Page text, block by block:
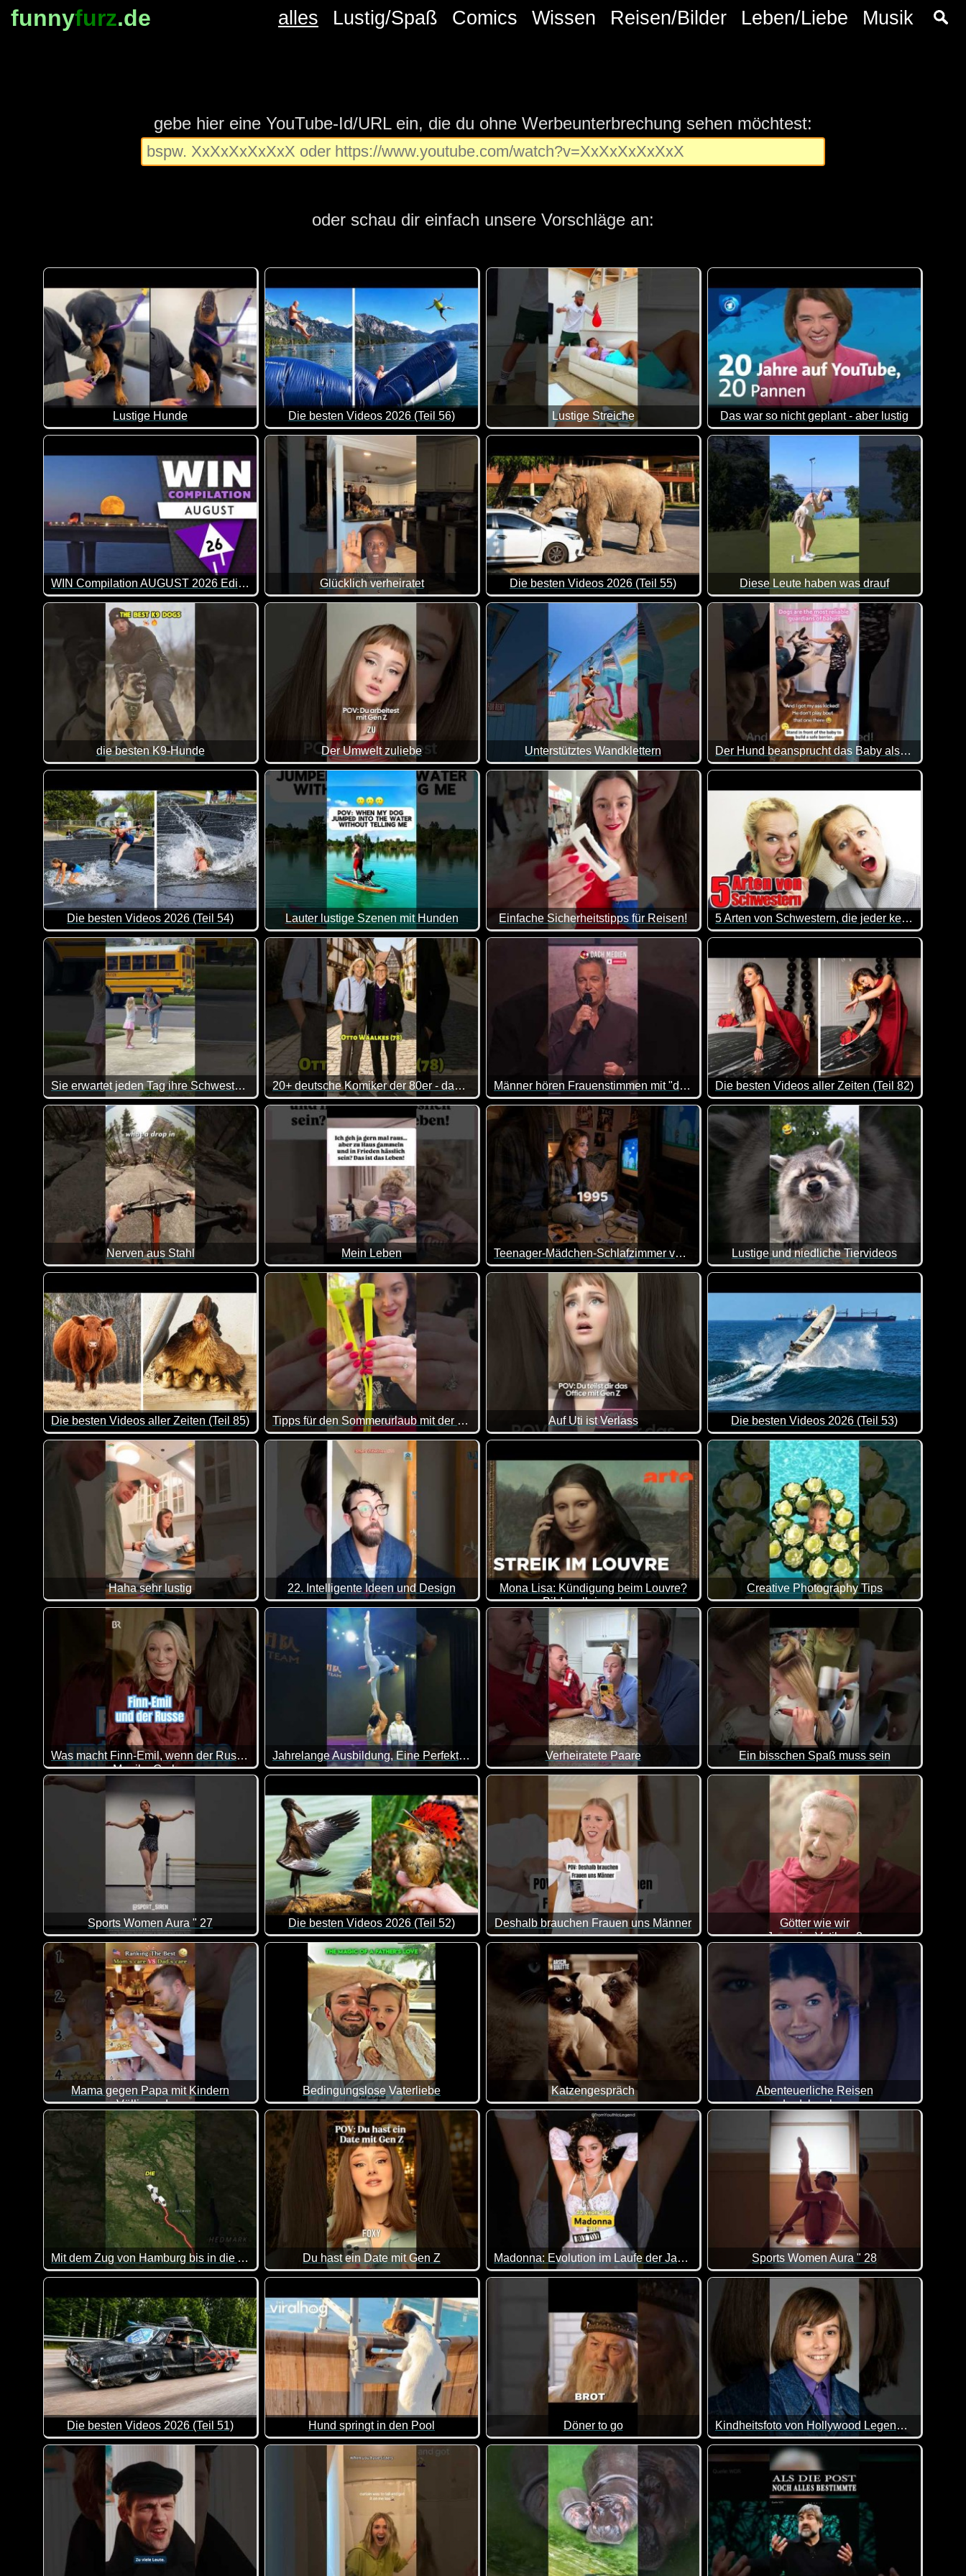
funnyfurz.de alles Lustig/Spaß Comics Wissen Reisen/Bilder Leben/Liebe Musik
gebe hier eine YouTube-Id/URL ein, die du ohne Werbeunterbrechung sehen möchtest:
oder schau dir einfach unsere Vorschläge an:
Lustige Hunde
Lauter witzige Hunde. Auch wenn die Kommentare in Englisch da stehen, sprechen diese Szenen für sich. Man kann sie also auch locker ohne Sprachkenntnisse genießen :-)
Die besten Videos 2026 (Teil 56)
Eine tolle Zusammenstellung von lustigen Videos. Klasse gemacht, da von allem was dabei ist. Viel Spaß damit!
Lustige Streiche
Das war so nicht geplant - aber lustig
Seit 20 Jahren ist die tagesschau auf #Youtube
WIN Compilation AUGUST 2026 Edition
64 der besten Video-Clips des Monats Juli in 14 Minuten. Wirklich coole Szenen, weil es so viele unterschiedliche Aktionen zum Bestaunen gibt! Sehr sehenswert!
Glücklich verheiratet
Die besten Videos 2026 (Teil 55)
Eine tolle Zusammenstellung von lustigen Videos. Klasse gemacht, da von allem was dabei
Diese Leute haben was drauf
Sagenhaft was diese Menschen drauf haben.
die besten K9-Hunde
Der Umwelt zuliebe
Wie heißt es doch so schön - Frechheit siegt :-) Da bräuchte ich auch erst mal einen Kurzen, wenn mir eine Mitarbeiterin so etwas mit
Unterstütztes Wandklettern
Wenn das nicht klasse ist. So kann man zu Zweit auch eine hohe Wand hochkommen.
Der Hund beansprucht das Baby als sein eigenes
Die besten Videos 2026 (Teil 54)
Eine tolle Zusammenstellung von lustigen Videos. Klasse gemacht, da von allem was dabei ist. Viel Spaß damit!
Lauter lustige Szenen mit Hunden
Einfache Sicherheitstipps für Reisen!
Jetzt zur Urlaubszeit könnten diese Tipps sehr hilfreich sein.
5 Arten von Schwestern, die jeder kennt
Und, erkennst du deine Schwester in diesem
Sie erwartet jeden Tag ihre Schwestern
Da geht einem doch richtig das Herz auf, wenn man diese Schwestern sieht.
20+ deutsche Komiker der 80er - damals und heute Männer hören Frauenstimmen mit "den Hoden"? Dieter Nuhr
Die besten Videos aller Zeiten (Teil 82)
Hier kannst du dich ganz entspannt mit ein
Nerven aus Stahl
Da wird mir schon beim Zusehen ganz schlecht :-)
Mein Leben
Ab und zu gammeln ist ja klasse. Aber mein Leben wäre es nicht :-)
Teenager-Mädchen-Schlafzimmer verschiedener Jahrgänge
Lustige und niedliche Tiervideos
Ein weiterer Teil dieser lustigen Videos mit
Die besten Videos aller Zeiten (Teil 85)
Hier kannst du dich ganz entspannt mit ein paar Chips und etwas Leckerem zum trinken zurücklehnen und dir eine halbe Stunde lang die bis jetzt besten Videos des Jahres 2026
Tipps für den Sommerurlaub mit der Familie
Auf Uti ist Verlass
Wenn du dir das Büro mit Gen Z teilst. Ja, da gibt es dann doch größere Unterschiede ;-)
Die besten Videos 2026 (Teil 53)
Eine tolle Zusammenstellung von lustigen
Haha sehr lustig 22. Intelligente Ideen und Design
Mona Lisa: Kündigung beim Louvre?
Bilder allein zuhaus
Leonardo da Vincis weltberühmte Mona Lisa stammt aus der Hochphase der italienischen
Creative Photography Tips
Was macht Finn-Emil, wenn der Russ' kommt?
Monika Gruber
Ich finde diese Frau klasse. Sie bringt es immer wieder genau auf den Punkt.
Jahrelange Ausbildung, Eine Perfekte Landung
Da bleibt einem wirklich der Mund offen stehen. Ganz große Klasse, was hier geleistet wird.
Verheiratete Paare
Ein bisschen Spaß muss sein
Lauter witzige Szenen, in denen jemand
Sports Women Aura " 27
Die besten Videos 2026 (Teil 52)
Eine tolle Zusammenstellung von lustigen Videos. Klasse gemacht, da von allem was dabei ist. Viel Spaß damit!
Deshalb brauchen Frauen uns Männer
Okay, hier kommen wir Männer wirklich schlecht weg :-)
Götter wie wir
Jesus im Vatikan 2
Mama gegen Papa mit Kindern
Völlig anders
So unterschiedlich sieht das aus, wenn Mama und Papa etwas mit dem Kind machen. Bei Papa ist alles etwas forscher :-)
Bedingungslose Vaterliebe
Katzengespräch
Das ist ja wirklich unmöglich, wenn man das Knabberstäbchen einfach klaut ;-)
Abenteuerliche Reisen
Ladykracher
Doch, solch eine Reise wünscht sich mit
Mit dem Zug von Hamburg bis in die Arktis
Du hast ein Date mit Gen Z
Puh, das wäre mir ehrlich gesagt auch zu anstrengend :-)
Madonna: Evolution im Laufe der Jahre
Das ist doch mal eine interessante Verwandlung im Laufe der Jahre.
Sports Women Aura " 28
Die besten Videos 2026 (Teil 51)
Eine tolle Zusammenstellung von lustigen Videos. Klasse gemacht, da von allem was dabei ist. Viel Spaß damit!
Hund springt in den Pool
Die nervige Leiter zum Pool scheint den Hund nicht zu stören. Hauptsache ins Wasser :-)
Döner to go
Hier redet man dann doch ziemlich aneinander vorbei :-)
Kindheitsfoto von Hollywood Legenden der 80er